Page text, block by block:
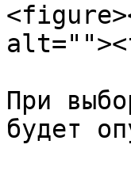
При
будет